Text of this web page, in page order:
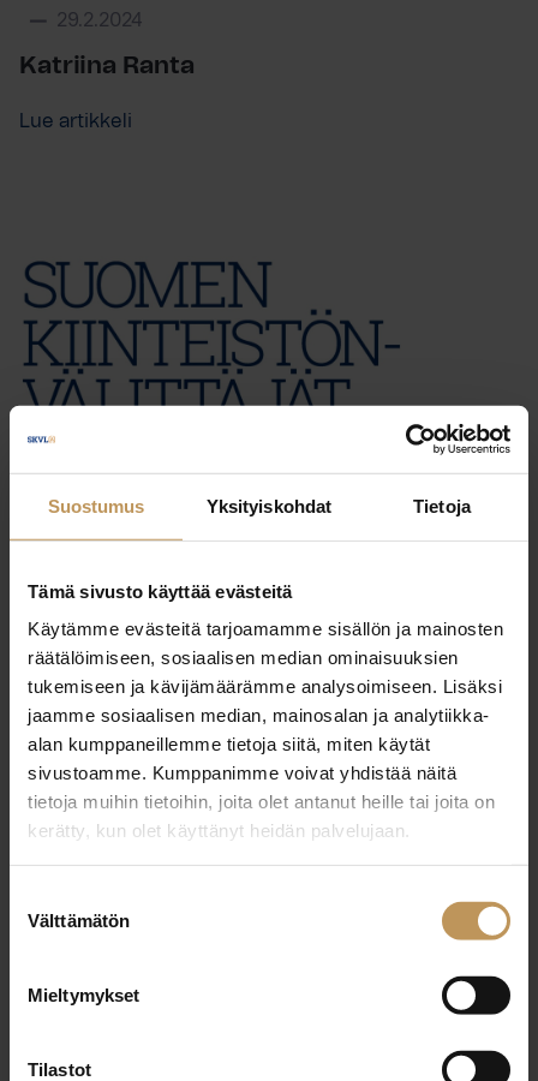
Suostumus Yksityiskohdat Tietoja
Tämä sivusto käyttää evästeitä
Käytämme evästeitä tarjoamamme sisällön ja mainosten
räätälöimiseen, sosiaalisen median ominaisuuksien
tukemiseen ja kävijämäärämme analysoimiseen. Lisäksi
jaamme sosiaalisen median, mainosalan ja analytiikka-
alan kumppaneillemme tietoja siitä, miten käytät
sivustoamme. Kumppanimme voivat yhdistää näitä
tietoja muihin tietoihin, joita olet antanut heille tai joita on
kerätty, kun olet käyttänyt heidän palvelujaan.
valinta
Välttämätön
Mieltymykset
Tilastot
29.2.2024
Katriina Ranta
Lue artikkeli
Lue artikkeli